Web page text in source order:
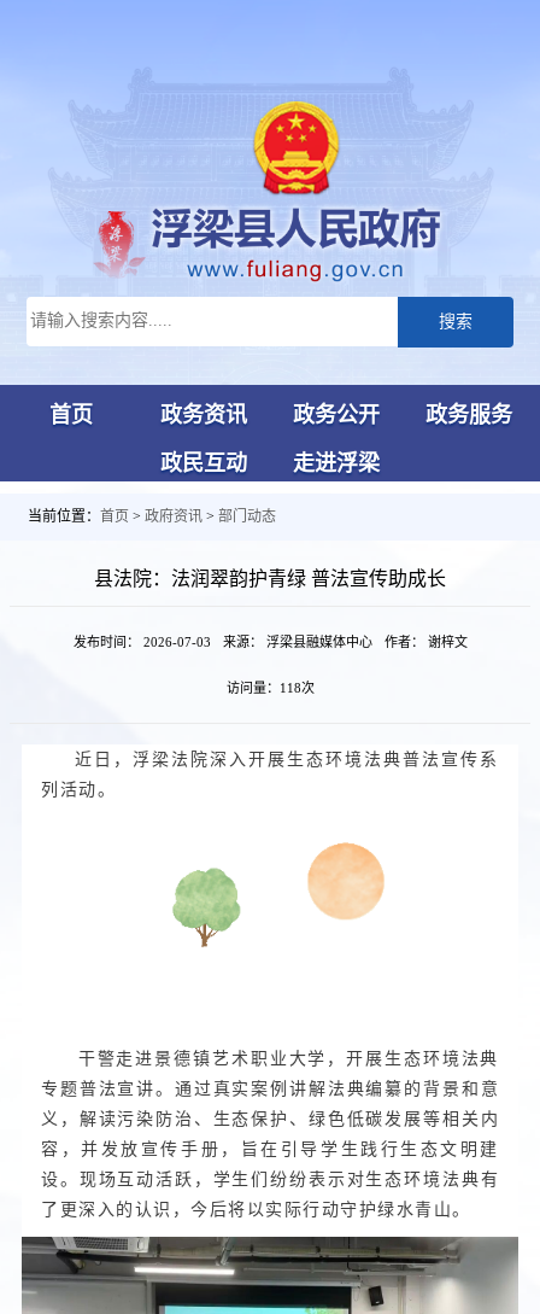
搜索
首页 政务资讯 政务公开
政务服务
政民互动
走进浮梁
当前位置： 首页 > 政府资讯 > 部门动态
县法院：法润翠韵护青绿 普法宣传助成长
发布时间： 2026-07-03 来源： 浮梁县融媒体中心 作者： 谢梓文
访问量： 118次
近日，浮梁法院深入开展生态环境法典普法宣传系
列活动。
干警走进景德镇艺术职业大学，开展生态环境法典
专题普法宣讲。通过真实案例讲解法典编纂的背景和意
义，解读污染防治、生态保护、绿色低碳发展等相关内
容，并发放宣传手册，旨在引导学生践行生态文明建
设。现场互动活跃，学生们纷纷表示对生态环境法典有
了更深入的认识，今后将以实际行动守护绿水青山。